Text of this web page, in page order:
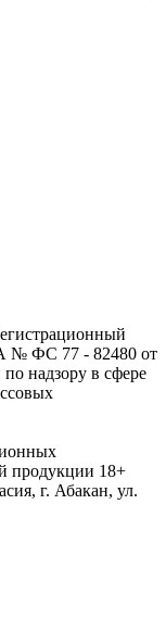
№ ФС 77 - 82480 от
надзору в сфере
продукции 18+
г. Абакан, ул.